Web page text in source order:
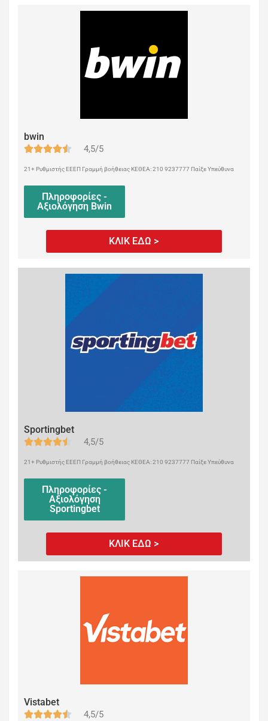
bwin
4,5/5
21+ Ρυθμιστής ΕΕΕΠ Γραμμή βοήθειας ΚΕΘΕΑ: 210 9237777 Παίξε Υπεύθυνα
Πληροφορίες -
Αξιολόγηση Bwin
ΚΛΙΚ ΕΔΩ >
Sportingbet
4,5/5
21+ Ρυθμιστής ΕΕΕΠ Γραμμή βοήθειας ΚΕΘΕΑ: 210 9237777 Παίξε Υπεύθυνα
Πληροφορίες -
Αξιολόγηση
Sportingbet
ΚΛΙΚ ΕΔΩ >
Vistabet
4,5/5